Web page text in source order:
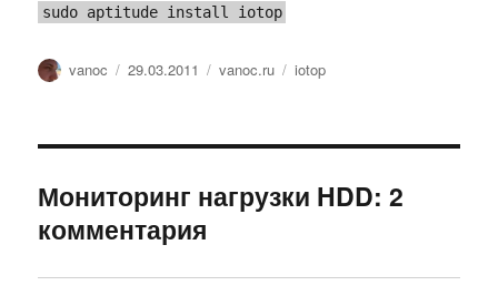
sudo aptitude install iotop
Автор
vanoc Опубликовано
29.03.2011 Рубрики
vanoc.ru Метки
iotop
Мониторинг нагрузки HDD: 2
комментария